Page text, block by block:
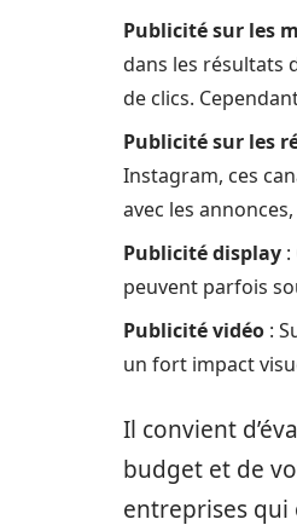
Publicité sur les
dans les résultats
de clics.
Publicité sur les
Instagram, ces
avec les
Publicité display
peuvent parfois
Publicité vidéo :
un fort impact
Il convient
budget et de
entreprises qui